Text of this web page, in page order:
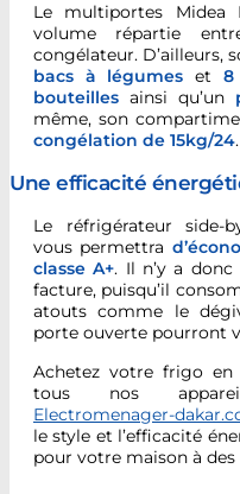
Le multiportes Midea
volume répartie
congélateur. D’ailleurs,
bacs à légumeset 8
bouteilles ainsi qu’un
même, son
congélation de 15kg/24.
Une efficacité
Le réfrigérateur side-
vous permettra
classe A+. Il n’y a
facture, puisqu’il
atouts comme le
porte ouverte pourront
Achetez votre frigo
tous nos
Electromenager-
le style et l’efficacité
pour votre maison à